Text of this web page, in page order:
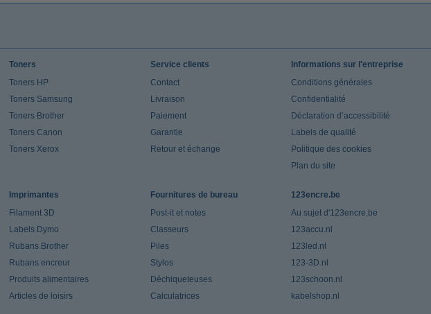
Toners
Toners HP
Toners Samsung
Toners Brother
Toners Canon
Toners Xerox
Service clients
Contact
Livraison
Paiement
Garantie
Retour et échange
Informations sur l'entreprise
Conditions générales
Confidentialité
Déclaration d’accessibilité
Labels de qualité
Politique des cookies
Plan du site
Imprimantes
Filament 3D
Labels Dymo
Rubans Brother
Rubans encreur
Produits alimentaires
Articles de loisirs
Fournitures de bureau
Post-it et notes
Classeurs
Piles
Stylos
Déchiqueteuses
Calculatrices
123encre.be
Au sujet d'123encre.be
123accu.nl
123led.nl
123-3D.nl
123schoon.nl
kabelshop.nl